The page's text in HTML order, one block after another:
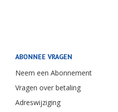
ABONNEE VRAGEN
Neem een Abonnement
Vragen over betaling
Adreswijziging